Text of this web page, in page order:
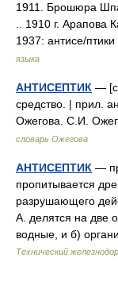
1911. Брошюра
.. 1910 г. Арапова
1937: антисе/
языка
АНТИСЕПТИК —
средство. | прил.
Ожегова. С.И.
словарь Ожегова
АНТИСЕПТИК —
пропитывается
разрушающего
А. делятся на две
водные, и б)
Технический